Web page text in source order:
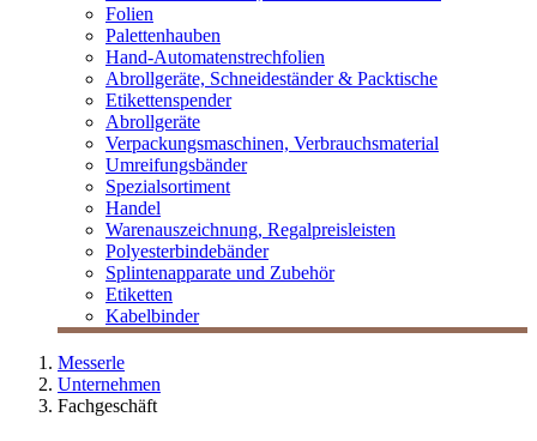
Folien
Palettenhauben
Hand-Automatenstrechfolien
Abrollgeräte, Schneideständer & Packtische
Etikettenspender
Abrollgeräte
Verpackungsmaschinen, Verbrauchsmaterial
Umreifungsbänder
Spezialsortiment
Handel
Warenauszeichnung, Regalpreisleisten
Polyesterbindebänder
Splintenapparate und Zubehör
Etiketten
Kabelbinder
Messerle
Unternehmen
Fachgeschäft